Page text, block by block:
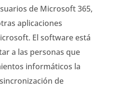
de Microsoft 365,
aplicaciones
El software está
a las personas que
informáticos la
de